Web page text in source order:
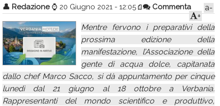
Info Utili
Rubriche
Calendario
Annunci
👤 Redazione ⌚ 20 Giugno 2021 - 12:05 Commenta
a-
+
Mentre fervono i preparativi della
prossima edizione della
manifestazione, l’Associazione della
gente di acqua dolce, capitanata
dallo chef Marco Sacco, si dà appuntamento per cinque
lunedì dal 21 giugno al 18 ottobre a Verbania.
Rappresentanti del mondo scientifico e produttivo,